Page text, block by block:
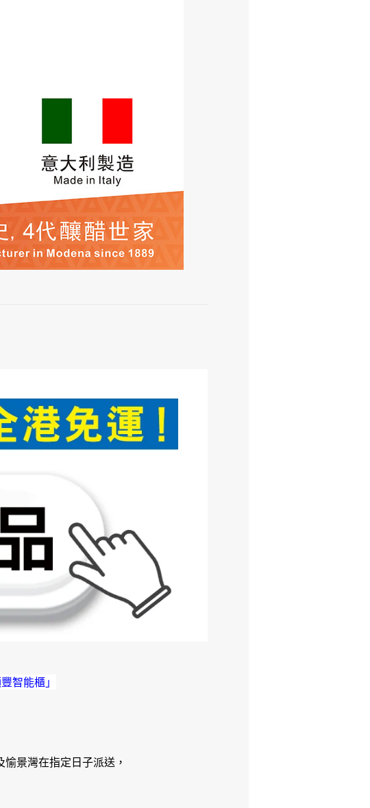
智能櫃」
景灣在指定日子派送，